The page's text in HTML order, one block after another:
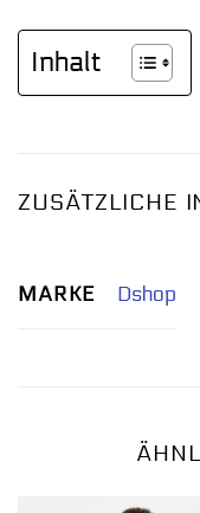
Inhalt
ZUSÄTZLICHE
MARKE Dshop